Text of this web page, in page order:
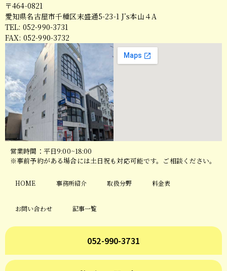
〒464-0821
愛知県名古屋市千種区末盛通5-23-1 J’s本山４A
TEL: 052-990-3731
FAX: 052-990-3732
営業時間：平日9:00~18:00
※事前予約がある場合には土日祝も対応可能です。ご相談ください。
HOME 事務所紹介 取扱分野 料金表
お問い合わせ 記事一覧
052-990-3731